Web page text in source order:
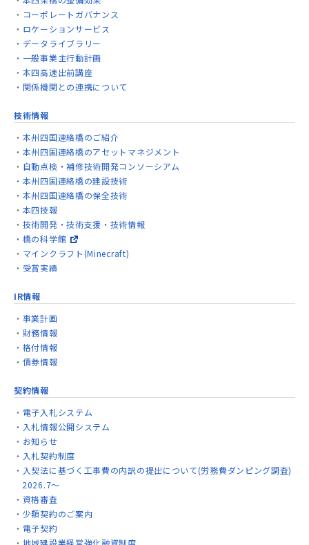
コーポレートガバナンス
ロケーションサービス
データライブラリー
一般事業主行動計画
本四高速出前講座
関係機関との連携について
技術情報
本州四国連絡橋のご紹介
本州四国連絡橋のアセットマネジメント
自動点検・補修技術開発コンソーシアム
本州四国連絡橋の建設技術
本州四国連絡橋の保全技術
本四技報
技術開発・技術支援・技術情報
橋の科学館
マインクラフト(Minecraft)
受賞実績
IR情報
事業計画
財務情報
格付情報
債券情報
契約情報
電子入札システム
入札情報公開システム
お知らせ
入札契約制度
入契法に基づく工事費の内訳の提出について(労務費ダンピング調査)
2026.7～
資格審査
少額契約のご案内
電子契約
地域建設業経営強化融資制度